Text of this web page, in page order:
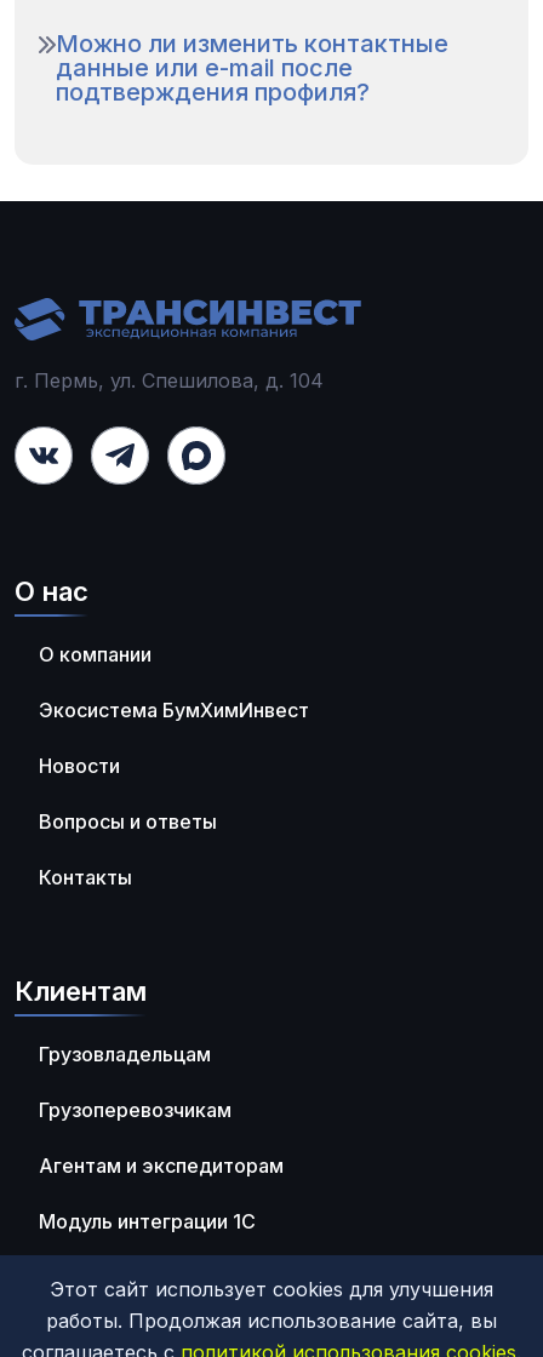
Можно ли изменить контактные
данные или e-mail после
подтверждения профиля?
г. Пермь, ул. Спешилова, д. 104
О нас
О компании
Экосистема БумХимИнвест
Новости
Вопросы и ответы
Контакты
Клиентам
Грузовладельцам
Грузоперевозчикам
Агентам и экспедиторам
Модуль интеграции 1С
Этот сайт использует cookies для улучшения
работы. Продолжая использование сайта, вы
соглашаетесь с политикой использования cookies